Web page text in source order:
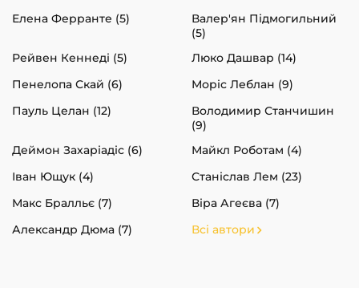
Елена Ферранте (5)
Валер'ян Підмогильний
(5)
Рейвен Кеннеді (5)
Люко Дашвар (14)
Пенелопа Скай (6)
Моріс Леблан (9)
Пауль Целан (12)
Володимир Станчишин
(9)
Деймон Захаріадіс (6)
Майкл Роботам (4)
Іван Ющук (4)
Станіслав Лем (23)
Макс Бралльє (7)
Віра Агеєва (7)
Александр Дюма (7)
Всі автори